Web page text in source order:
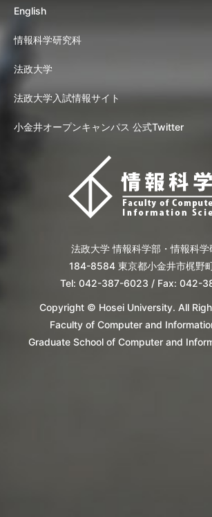
English
情報科学研究科
法政大学
法政大学入試情報サイト
小金井オープンキャンパス 公式Twitter
法政大学 情報科学部・情報科学
184-8584 東京都小金井市梶野
Tel: 042-387-6023 / Fax: 042-
Copyright © Hosei University. All
Faculty of Computer and
Graduate School of Computer and